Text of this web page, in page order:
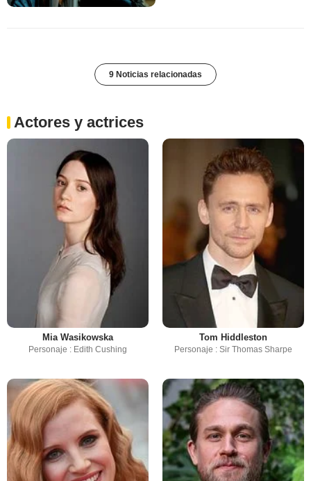
9 Noticias relacionadas
Actores y actrices
Mia Wasikowska
Personaje : Edith Cushing
Tom Hiddleston
Personaje : Sir Thomas Sharpe